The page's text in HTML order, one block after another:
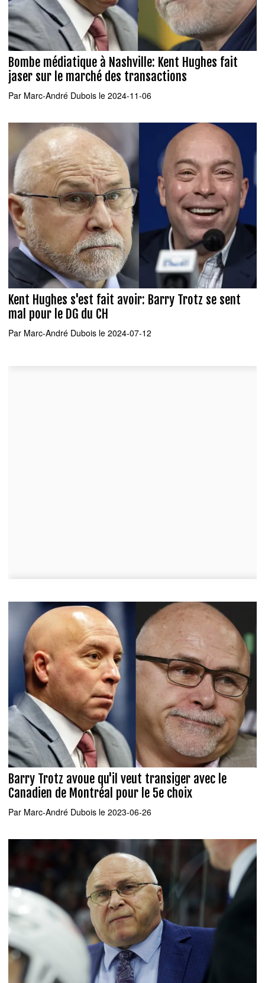
Bombe médiatique à Nashville: Kent Hughes fait
jaser sur le marché des transactions
Par Marc-André Dubois le 2024-11-06
Kent Hughes s'est fait avoir: Barry Trotz se sent
mal pour le DG du CH
Par Marc-André Dubois le 2024-07-12
Barry Trotz avoue qu'il veut transiger avec le
Canadien de Montréal pour le 5e choix
Par Marc-André Dubois le 2023-06-26